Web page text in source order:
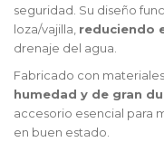
seguridad. Su diseño
loza/vajilla, reduciendo
drenaje del agua.
Fabricado con
humedad y de gran
accesorio esencial para
en buen estado.